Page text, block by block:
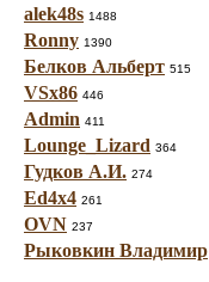
alek48s 1488
Ronny 1390
Белков Альберт 515
VSx86 446
Admin 411
Lounge_Lizard 364
Гудков А.И. 274
Ed4x4 261
OVN 237
Рыковкин Владимир